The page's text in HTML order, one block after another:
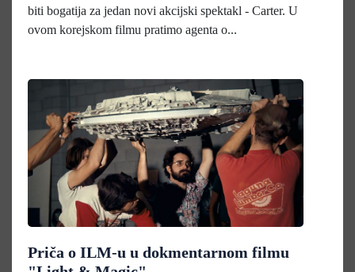
biti bogatija za jedan novi akcijski spektakl - Carter. U
ovom korejskom filmu pratimo agenta o...
Priča o ILM-u u dokmentarnom filmu